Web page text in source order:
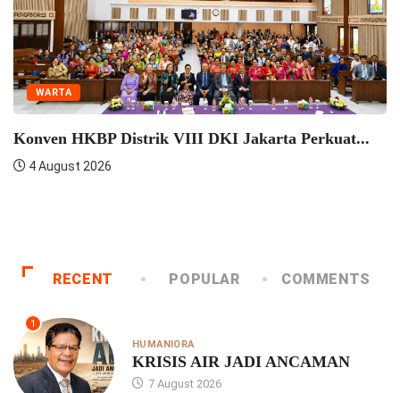
WARTA
Seminar Pelatihan Zending
RECENT POPULAR COMMENTS
1
HUMANIORA
KRISIS AIR JADI ANCAMAN
7 August 2026